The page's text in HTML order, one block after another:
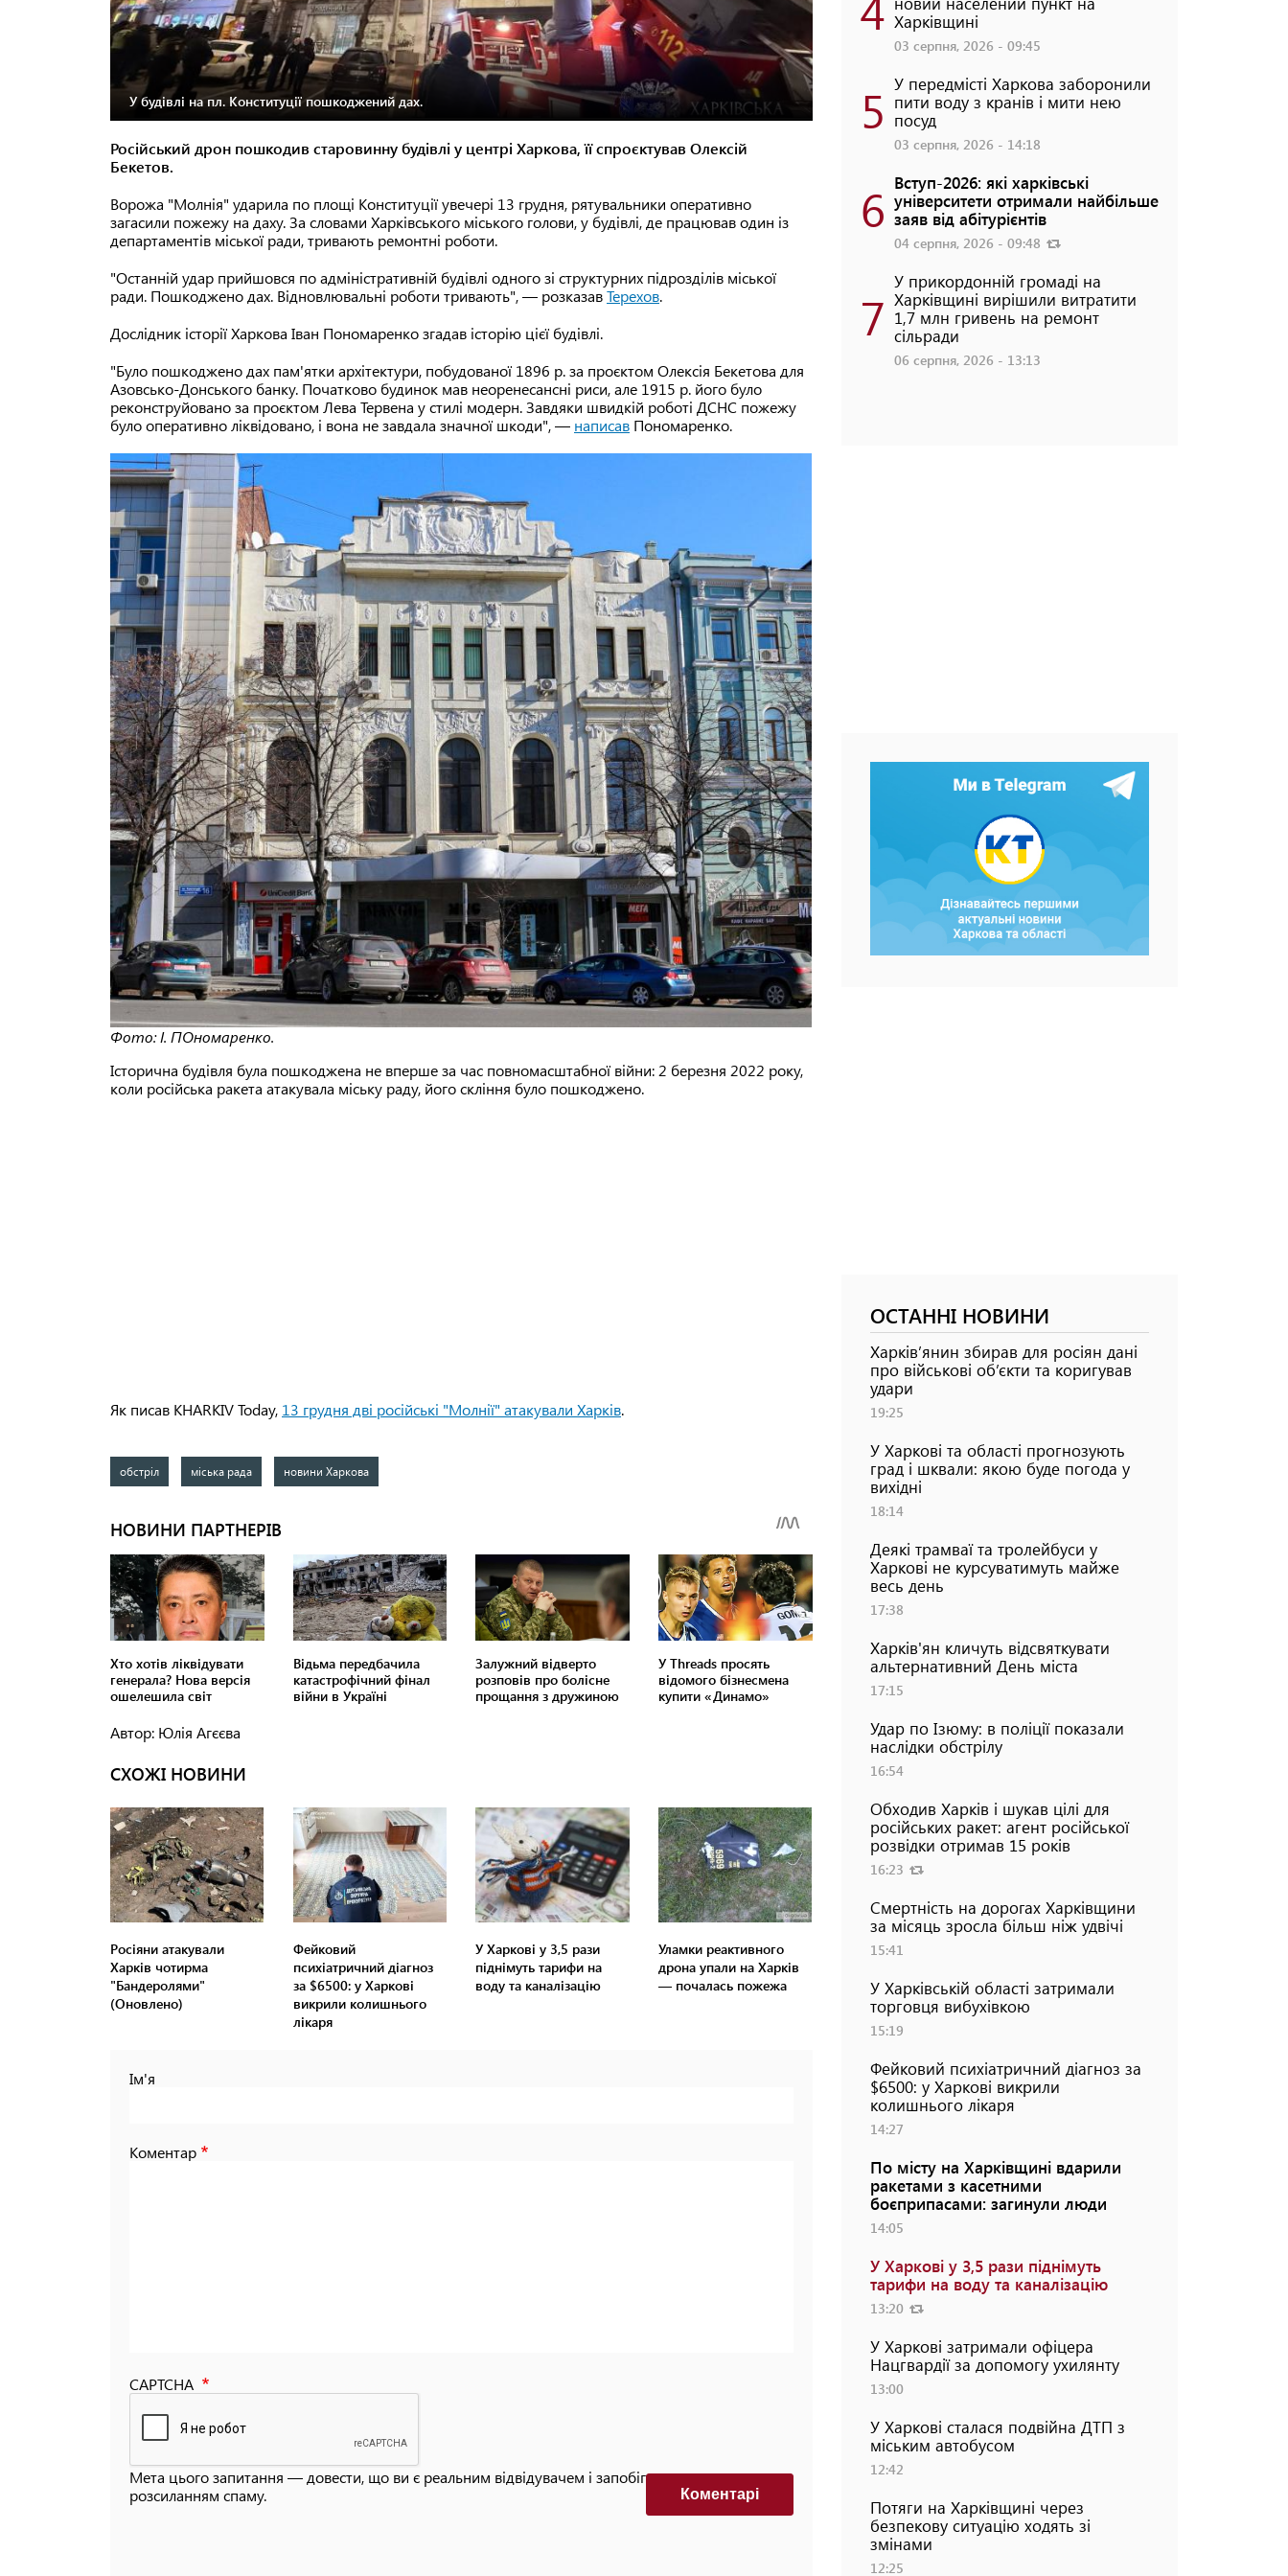
У будівлі на пл. Конституції пошкоджений дах.
Російський дрон пошкодив старовинну будівлі у центрі Харкова, її спроєктував Олексій
Бекетов.
Ворожа "Молнія" ударила по площі Конституції увечері 13 грудня, рятувальники оперативно
загасили пожежу на даху. За словами Харківського міського голови, у будівлі, де працював один із
департаментів міської ради, тривають ремонтні роботи.
"Останній удар прийшовся по адміністративній будівлі одного зі структурних підрозділів міської
ради. Пошкоджено дах. Відновлювальні роботи тривають", — розказавТерехов.
Дослідник історії Харкова Іван Пономаренко згадав історію цієї будівлі.
"Було пошкоджено дах пам'ятки архітектури, побудованої 1896 р. за проєктом Олексія Бекетова для
Азовсько-Донського банку. Початково будинок мав неоренесансні риси, але 1915 р. його було
реконструйовано за проєктом Лева Тервена у стилі модерн. Завдяки швидкій роботі ДСНС пожежу
було оперативно ліквідовано, і вона не завдала значної шкоди", — написав Пономаренко.
Фото: І. ПОномаренко.
Історична будівля була пошкоджена не вперше за час повномасштабної війни: 2 березня 2022 року,
коли російська ракета атакувала міську раду, його скління було пошкоджено.
Як писав KHARKIV Today, 13 грудня дві російські "Молнії" атакували Харків.
обстріл міська рада новини Харкова
Автор: Юлія Агєєва
СХОЖІ НОВИНИ
Росіяни атакували
Харків чотирма
"Бандеролями"
(Оновлено)
Фейковий
психіатричний діагноз
за $6500: у Харкові
викрили колишнього
лікаря
У Харкові у 3,5 рази
піднімуть тарифи на
воду та каналізацію
Уламки реактивного
дрона упали на Харків
— почалась пожежа
Ім'я
Коментар
CAPTCHA
Мета цього запитання — довести, що ви є реальним відвідувачем і запобігти автоматизованим
розсиланням спаму.
Коментарi
Харківщині
03 серпня, 2026 - 09:45
5 У передмісті Харкова заборонили
пити воду з кранів і мити нею
посуд
03 серпня, 2026 - 14:18
6 Вступ-2026: які харківські
університети отримали найбільше
заяв від абітурієнтів
04 серпня, 2026 - 09:48
7
У прикордонній громаді на
Харківщині вирішили витратити
1,7 млн гривень на ремонт
сільради
06 серпня, 2026 - 13:13
ОСТАННІ НОВИНИ
Харків’янин збирав для росіян дані
про військові об’єкти та коригував
удари
19:25
У Харкові та області прогнозують
град і шквали: якою буде погода у
вихідні
18:14
Деякі трамваї та тролейбуси у
Харкові не курсуватимуть майже
весь день
17:38
Харків'ян кличуть відсвяткувати
альтернативний День міста
17:15
Удар по Ізюму: в поліції показали
наслідки обстрілу
16:54
Обходив Харків і шукав цілі для
російських ракет: агент російської
розвідки отримав 15 років
16:23
Смертність на дорогах Харківщини
за місяць зросла більш ніж удвічі
15:41
У Харківській області затримали
торговця вибухівкою
15:19
Фейковий психіатричний діагноз за
$6500: у Харкові викрили
колишнього лікаря
14:27
По місту на Харківщині вдарили
ракетами з касетними
боєприпасами: загинули люди
14:05
У Харкові у 3,5 рази піднімуть
тарифи на воду та каналізацію
13:20
У Харкові затримали офіцера
Нацгвардії за допомогу ухилянту
13:00
У Харкові сталася подвійна ДТП з
міським автобусом
12:42
Потяги на Харківщині через
безпекову ситуацію ходять зі
змінами
12:25